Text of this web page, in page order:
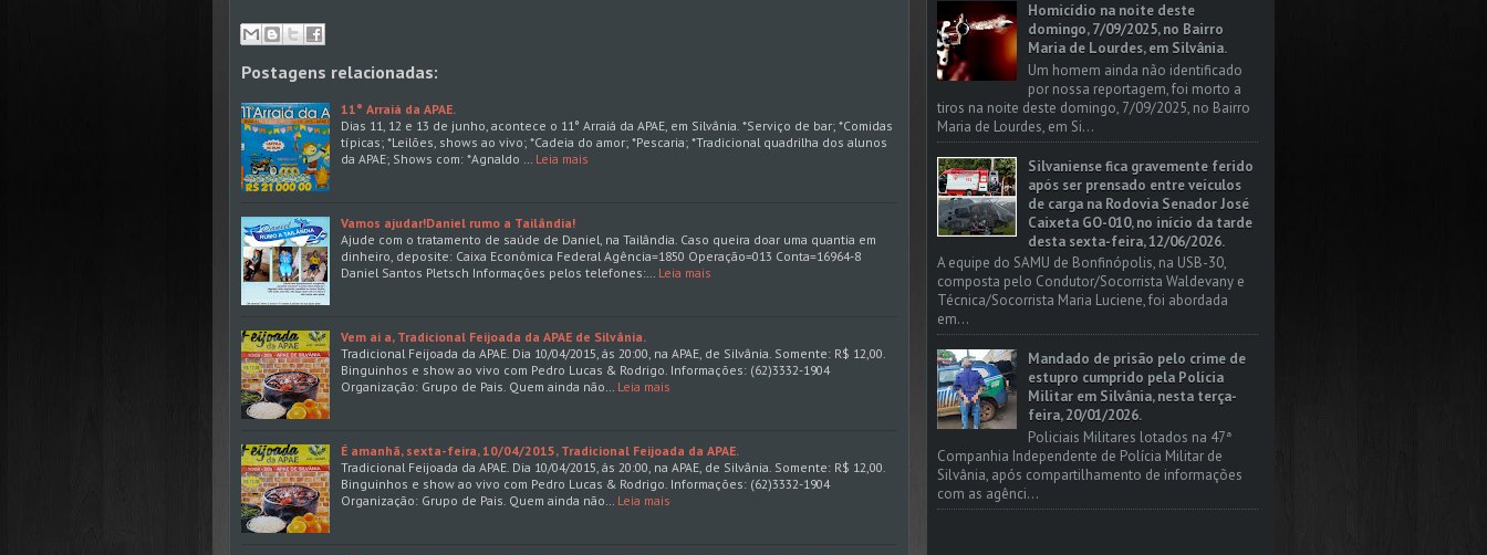
Postagens relacionadas:
11° Arraiá da APAE.
Dias 11, 12 e 13 de junho, acontece o 11° Arraiá da APAE, em Silvânia. *Serviço de bar; *Comidas
típicas; *Leilões, shows ao vivo; *Cadeia do amor; *Pescaria; *Tradicional quadrilha dos alunos
da APAE; Shows com: *Agnaldo … Leia mais
Vamos ajudar!Daniel rumo a Tailândia!
Ajude com o tratamento de saúde de Daniel, na Tailândia. Caso queira doar uma quantia em
dinheiro, deposite: Caixa Econômica Federal Agência=1850 Operação=013 Conta=16964-8
Daniel Santos Pletsch Informações pelos telefones:… Leia mais
Vem ai a, Tradicional Feijoada da APAE de Silvânia.
Tradicional Feijoada da APAE. Dia 10/04/2015, ás 20:00, na APAE, de Silvânia. Somente: R$ 12,00.
Binguinhos e show ao vivo com Pedro Lucas & Rodrigo. Informações: (62)3332-1904
Organização: Grupo de Pais. Quem ainda não… Leia mais
É amanhã, sexta-feira, 10/04/2015, Tradicional Feijoada da APAE.
Tradicional Feijoada da APAE. Dia 10/04/2015, ás 20:00, na APAE, de Silvânia. Somente: R$ 12,00.
Binguinhos e show ao vivo com Pedro Lucas & Rodrigo. Informações: (62)3332-1904
Organização: Grupo de Pais. Quem ainda não… Leia mais
Homicídio na noite deste
domingo, 7/09/2025, no Bairro
Maria de Lourdes, em Silvânia.
Um homem ainda não identificado
por nossa reportagem, foi morto a
tiros na noite deste domingo, 7/09/2025, no Bairro
Maria de Lourdes, em Si...
Silvaniense fica gravemente ferido
após ser prensado entre veículos
de carga na Rodovia Senador José
Caixeta GO-010, no início da tarde
desta sexta-feira, 12/06/2026.
A equipe do SAMU de Bonfinópolis, na USB-30,
composta pelo Condutor/Socorrista Waldevany e
Técnica/Socorrista Maria Luciene, foi abordada
em...
Mandado de prisão pelo crime de
estupro cumprido pela Polícia
Militar em Silvânia, nesta terça-
feira, 20/01/2026.
Policiais Militares lotados na 47ª
Companhia Independente de Polícia Militar de
Silvânia, após compartilhamento de informações
com as agênci...